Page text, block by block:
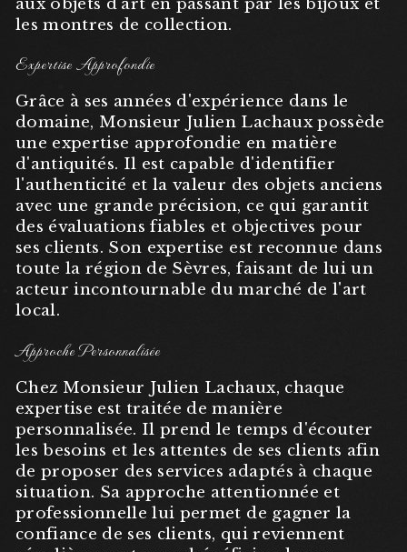
aux objets d'art en passant par les bijoux et
les montres de collection.
Expertise Approfondie
Grâce à ses années d'expérience dans le
domaine, Monsieur Julien Lachaux possède
une expertise approfondie en matière
d'antiquités. Il est capable d'identifier
l'authenticité et la valeur des objets anciens
avec une grande précision, ce qui garantit
des évaluations fiables et objectives pour
ses clients. Son expertise est reconnue dans
toute la région de Sèvres, faisant de lui un
acteur incontournable du marché de l'art
local.
Approche Personnalisée
Chez Monsieur Julien Lachaux, chaque
expertise est traitée de manière
personnalisée. Il prend le temps d'écouter
les besoins et les attentes de ses clients afin
de proposer des services adaptés à chaque
situation. Sa approche attentionnée et
professionnelle lui permet de gagner la
confiance de ses clients, qui reviennent